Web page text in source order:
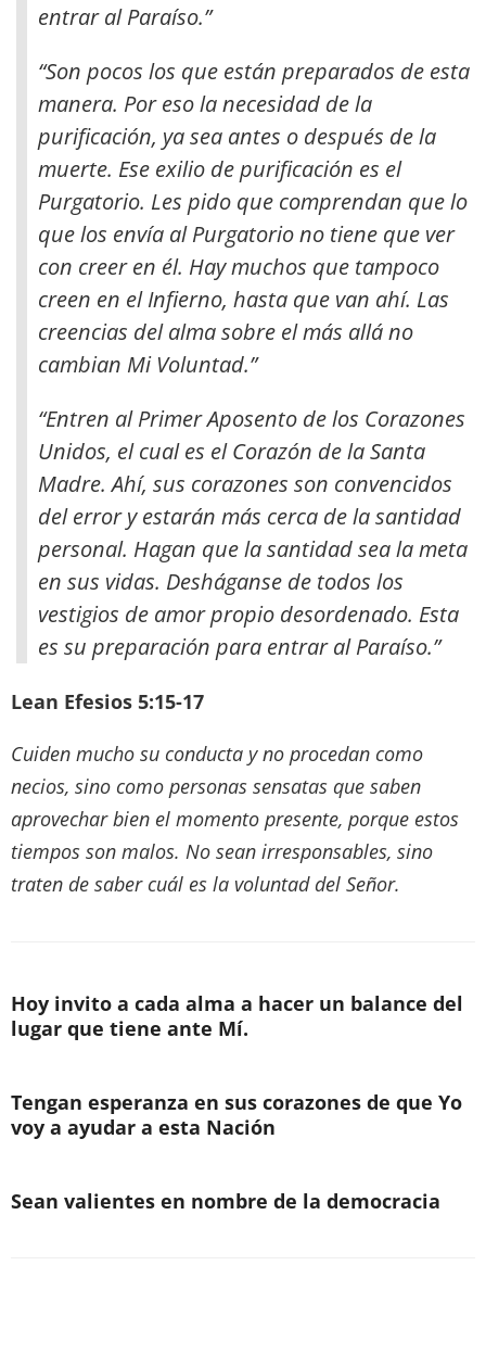
entrar al Paraíso.”
“Son pocos los que están preparados de esta
manera. Por eso la necesidad de la
purificación, ya sea antes o después de la
muerte. Ese exilio de purificación es el
Purgatorio. Les pido que comprendan que lo
que los envía al Purgatorio no tiene que ver
con creer en él. Hay muchos que tampoco
creen en el Infierno, hasta que van ahí. Las
creencias del alma sobre el más allá no
cambian Mi Voluntad.”
“Entren al Primer Aposento de los Corazones
Unidos, el cual es el Corazón de la Santa
Madre. Ahí, sus corazones son convencidos
del error y estarán más cerca de la santidad
personal. Hagan que la santidad sea la meta
en sus vidas. Desháganse de todos los
vestigios de amor propio desordenado. Esta
es su preparación para entrar al Paraíso.”
Lean Efesios 5:15-17
Cuiden mucho su conducta y no procedan como
necios, sino como personas sensatas que saben
aprovechar bien el momento presente, porque estos
tiempos son malos. No sean irresponsables, sino
traten de saber cuál es la voluntad del Señor.
Hoy invito a cada alma a hacer un balance del
lugar que tiene ante Mí.
Tengan esperanza en sus corazones de que Yo
voy a ayudar a esta Nación
Sean valientes en nombre de la democracia